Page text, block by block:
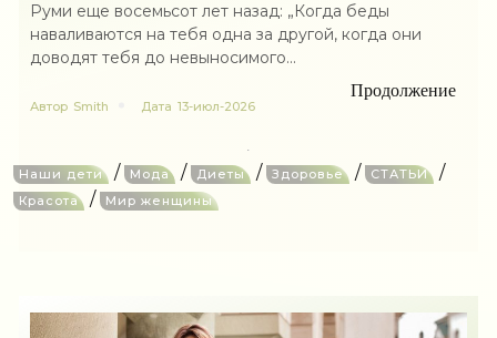
Руми еще восемьсот лет назад: „Когда беды
наваливаются на тебя одна за другой, когда они
доводят тебя до невыносимого...
Продолжение
Автор Smith Дата 13-июл-2026
Наши дети / Мода / Диеты / Здоровье / СТАТЬИ /
Красота / Мир женщины